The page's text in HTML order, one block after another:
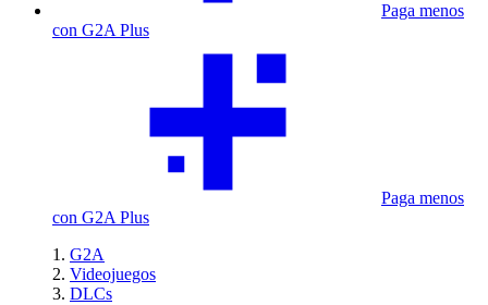
Paga menos
con G2A Plus
Paga menos
con G2A Plus
G2A
Videojuegos
DLCs